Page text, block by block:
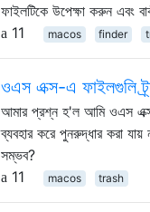
ফাইলটিকে উপেক্ষা করুন এবং
11
macos finder
ওএস এক্স-এ ফাইলগুলি
আমার প্রশ্ন হ'ল আমি ওএস এক্স
ব্যবহার করে পুনরুদ্ধার করা
সম্ভব?
11
macos trash